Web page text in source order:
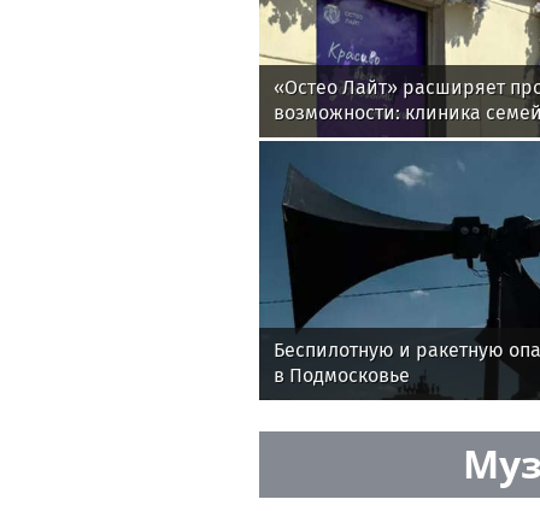
«Остео Лайт» расширяет
возможности: клиника
переезжает в новый
Беспилотную и ракетную
в Подмосковье